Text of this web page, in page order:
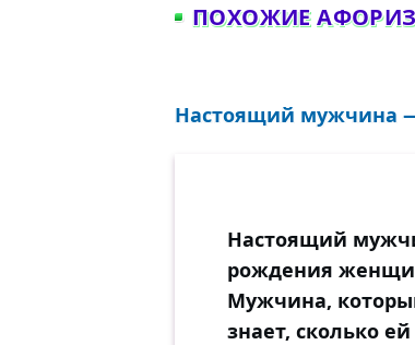
ПОХОЖИЕ
Настоящий мужчина
Настоящий
рождения
Мужчина,
знает, сколько